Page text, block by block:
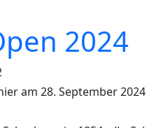
2024
am 28. September 2024